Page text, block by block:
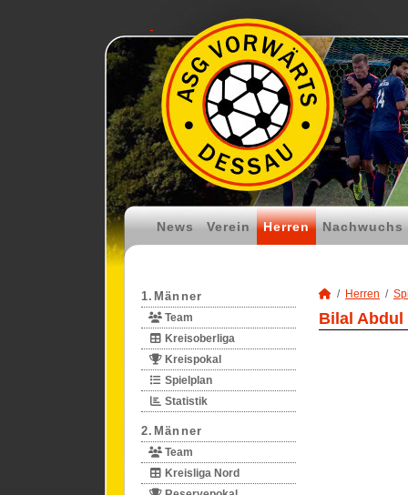
News Verein Herren Nachwuchs
1.Männer
Team
Kreisoberliga
Kreispokal
Spielplan
Statistik
2.Männer
Team
Kreisliga Nord
Herren
Bilal Abdul